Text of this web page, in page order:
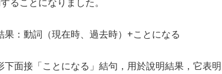
果：動詞（現在時、過去時）+ことになる
接「ことになる」結句，用於說明結果，它表明